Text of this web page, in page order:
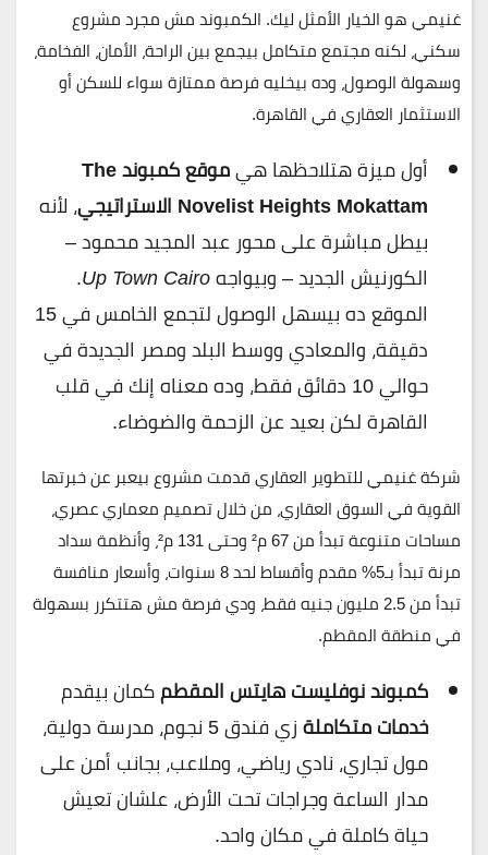
غنيميهو الخيار الأمثل ليك. الكمبوند مش مجرد مشروع
سكني، لكنه مجتمع متكامل بيجمع بين الراحة، الأمان، الفخامة،
وسهولة الوصول، وده بيخليه فرصة ممتازة سواء للسكن أو
الاستثمار العقاري في القاهرة.
أول ميزة هتلاحظها هي
موقع كمبوند The
Novelist Heights Mokattam الاستراتيجي
، لأنه
بيطل مباشرة على محور عبد المجيد محمود –
الكورنيش الجديد – وبيواجهUp Town Cairo
.
الموقع ده بيسهل الوصول لتجمع الخامس في 15
دقيقة، والمعادي ووسط البلد ومصر الجديدة في
حوالي 10 دقائق فقط، وده معناه إنك في قلب
القاهرة لكن بعيد عن الزحمة والضوضاء.
شركةغنيمي للتطوير العقاريقدمت مشروع بيعبر عن خبرتها
القوية في السوق العقاري، من خلال تصميم معماري عصري،
مساحات متنوعة تبدأ من 67 م² وحتى 131 م²، وأنظمة سداد
مرنة تبدأ بـ5% مقدم وأقساط لحد 8 سنوات، وأسعار منافسة
تبدأ من 2.5 مليون جنيه فقط، ودي فرصة مش هتتكرر بسهولة
في منطقة المقطم.
كمبوند نوفليست هايتس المقطمكمان بيقدم
خدمات متكاملة
زي فندق 5 نجوم، مدرسة دولية،
مول تجاري، نادي رياضي، وملاعب، بجانب أمن على
مدار الساعة وجراجات تحت الأرض، علشان تعيش
حياة كاملة في مكان واحد.